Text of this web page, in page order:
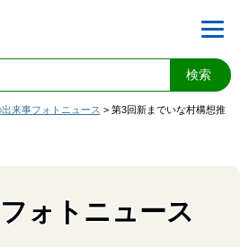
来事フォトニュース > 第3回新までいな村構想推
ォトニュース